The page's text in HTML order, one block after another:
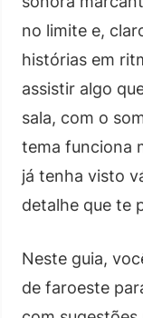
no limite e,
histórias em
assistir algo
sala, com o
tema funciona
já tenha visto
detalhe que te
Neste guia,
de faroeste